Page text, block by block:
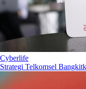
Cyberlife
Strategi Telkomsel